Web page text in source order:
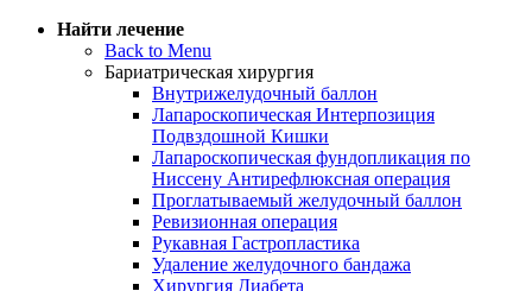
Найти лечение
Back to Menu
Бариатрическая хирургия
Внутрижелудочный баллон
Лапароскопическая Интерпозиция
Подвздошной Кишки
Лапароскопическая фундопликация по
Ниссену Антирефлюксная операция
Проглатываемый желудочный баллон
Ревизионная операция
Рукавная Гастропластика
Удаление желудочного бандажа
Хирургия Диабета